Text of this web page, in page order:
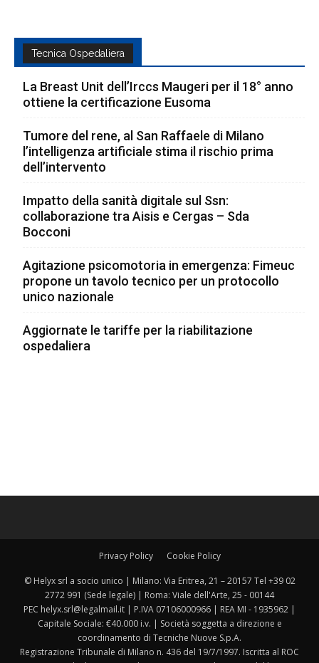
Tecnica Ospedaliera
La Breast Unit dell’Irccs Maugeri per il 18° anno
ottiene la certificazione Eusoma
Tumore del rene, al San Raffaele di Milano
l’intelligenza artificiale stima il rischio prima
dell’intervento
Impatto della sanità digitale sul Ssn:
collaborazione tra Aisis e Cergas – Sda
Bocconi
Agitazione psicomotoria in emergenza: Fimeuc
propone un tavolo tecnico per un protocollo
unico nazionale
Aggiornate le tariffe per la riabilitazione
ospedaliera
Privacy Policy Cookie Policy
© Helyx srl a socio unico | Milano: Via Eritrea, 21 – 20157 Tel +39 02
2772 991 (Sede legale) | Roma: Viale dell'Arte, 25 - 00144
PEC helyx.srl@legalmail.it | P.IVA 07106000966 | REA MI - 1935962 |
Capitale Sociale: €40.000 i.v. | Società soggetta a direzione e
coordinamento di Tecniche Nuove S.p.A.
Registrazione Tribunale di Milano n. 436 del 19/7/1997. Iscritta al ROC